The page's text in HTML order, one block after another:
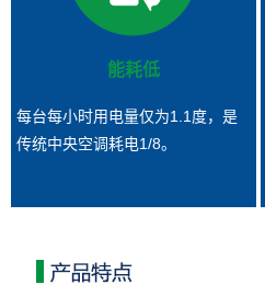
能耗低
每台每小时用电量仅为1.1度，是
传统中央空调耗电1/8。